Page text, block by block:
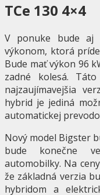
TCe 130 4×4
V ponuke bude aj
výkonom, ktorá
Bude mať výkon 96
zadné kolesá.
najzaujímavejšia
hybrid je jediná
automatickej
Nový model Bigster
bude konečne
automobilky. Na
že základná verzia
hybridom a